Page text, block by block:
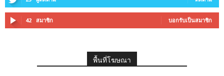
42 สมาชิก บอกรับเป็นสมาชิก
พื้นที่โฆษณา